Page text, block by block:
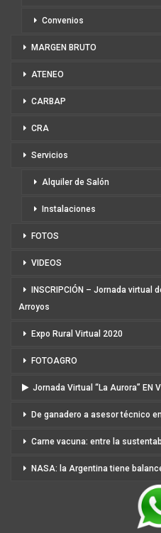
Convenios
MARGEN BRUTO
ATENEO
CARBAP
CRA
Servicios
Alquiler de Salón
Instalaciones
FOTOS
VIDEOS
INSCRIPCIÓN – Jornada virtual
Arroyos
Expo Rural Virtual 2020
FOTOAGRO
Jornada Virtual “La Aurora” EN
De ganadero a asesor técnico
Carne vacuna: entre la
NASA: la Argentina tiene